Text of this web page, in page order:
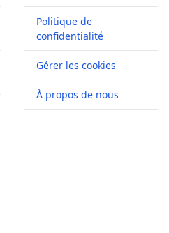
Politique de
confidentialité
Gérer les cookies
À propos de nous